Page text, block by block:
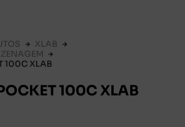
XLAB
100C XLAB
100C XLAB